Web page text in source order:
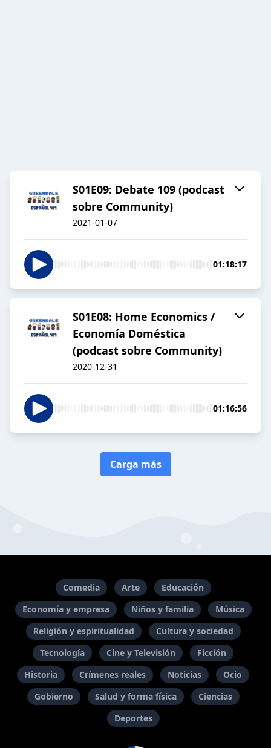
S01E09: Debate 109 (podcast
sobre Community)
2021-01-07
01:18:17
S01E08: Home Economics /
Economía Doméstica
(podcast sobre Community)
2020-12-31
01:16:56
Carga más
Comedia Arte
Educación
Economía y empresa
Niños y familia
Música
Religión y espiritualidad
Cultura y sociedad
Tecnología
Cine y Televisión
Ficción
Historia
Crímenes reales Noticias
Ocio
Gobierno
Salud y forma física
Ciencias
Deportes